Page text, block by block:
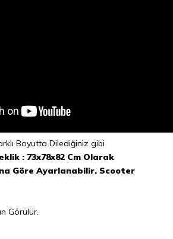
Boyutta Dilediğiniz gibi
: 73x78x82 Cm Olarak
Göre Ayarlanabilir. Scooter
Görülür.